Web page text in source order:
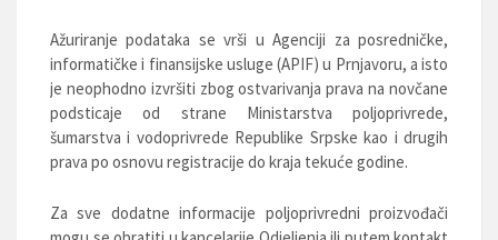
Ažuriranje podataka se vrši u Agenciji za posredničke,
informatičke i finansijske usluge (APIF) u Prnjavoru, a isto
je neophodno izvršiti zbog ostvarivanja prava na novčane
podsticaje od strane Ministarstva poljoprivrede,
šumarstva i vodoprivrede Republike Srpske kao i drugih
prava po osnovu registracije do kraja tekuće godine.
Za sve dodatne informacije poljoprivredni proizvođači